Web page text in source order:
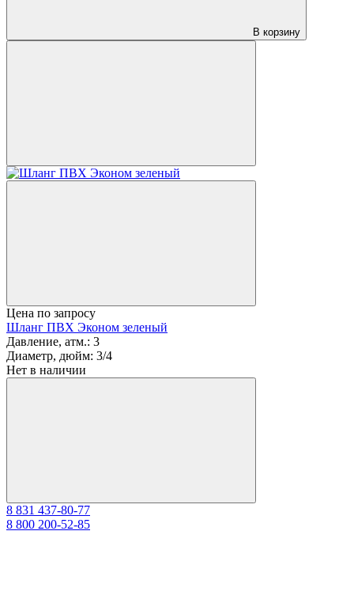
В корзину
Цена по запросу
Шланг ПВХ Эконом зеленый
Давление, атм.: 3
Диаметр, дюйм: 3/4
Нет в наличии
8 831 437-80-77
8 800 200-52-85